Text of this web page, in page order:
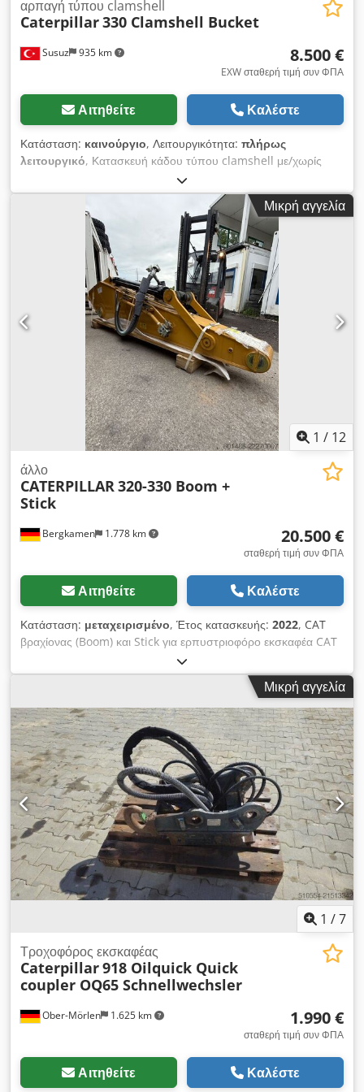
Susuz 935 km
αρπαγή τύπου clamshell
Caterpillar330 Clamshell Bucket
8.500 €
EXW σταθερή τιμή συν ΦΠΑ
Αιτηθείτε Καλέστε
Κατάσταση: καινούργιο, Λειτουργικότητα: πλήρως
λειτουργικό, Κατασκευή κάδου τύπου clamshell με/χωρίς
περιστροφή για εκσκαφείς Dcedsy Spn Ispfx Ak Hok
Μικρή αγγελία
1 / 12
Bergkamen 1.778 km
άλλο
CATERPILLAR320-330 Boom +
Stick
20.500 €
σταθερή τιμή συν ΦΠΑ
Αιτηθείτε Καλέστε
Κατάσταση: μεταχειρισμένο, Έτος κατασκευής: 2022, CAT
βραχίονας (Boom) και Stick για ερπυστριοφόρο εκσκαφέα CAT
320–330 – ΚΑΙΝΟΥΡΓΙΟ & αχρησιμοποίητο. Προς πώληση
πρωτότυπος βραχίονας CAT κατάλληλος για ερπυστριοφόρους
εκσκαφείς σειράς CAT 320 έως CAT 330. Ο βραχίονας είναι
εργοστασιακός, ολοκαίνουριος και αχρησιμοποίητος. Πωλείται
πλήρης με υδραυλικές σωληνώσεις και κύλινδρο ανύψωσης και
είναι άμεσα έτοιμος για χρήση. Λεπτομέρειες: * Πρωτότυπος
βραχίονας CAT * Κατάλληλος για CAT 320–330 (ανάλογα με
την έκδοση) * Καινούργιο, αχρησιμοποίητο * Περιλαμβάνει
κύλινδρο ανύψωσης * Υδραυλικές σωληνώσεις ήδη
τοποθετημένες * Άμεση διαθεσιμότητα. Ιδανικό ως
ανταλλακτικό ή για ανακατασκευή/επισκευή εκσκαφέα. Dodpfx
Aksziyb Ds Hock
Μικρή αγγελία
1 /7
Ober-Mörlen 1.625 km
Τροχοφόρος εκσκαφέας
Caterpillar918 Oilquick Quick
coupler OQ65 Schnellwechsler
1.990 €
σταθερή τιμή συν ΦΠΑ
Αιτηθείτε Καλέστε